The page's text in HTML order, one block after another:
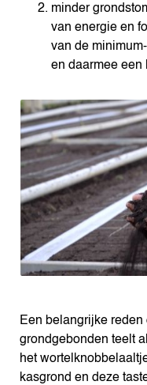
minder
van energie en
van de
en daarmee een
Een belangrijke reden
grondgebonden teelt
het
kasgrond en deze